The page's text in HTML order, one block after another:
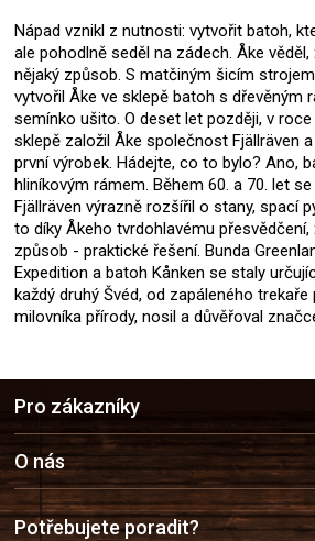
Nápad vznikl z nutnosti: vytvořit batoh,
ale pohodlně seděl na zádech. Åke
nějaký způsob. S matčiným šicím
vytvořil Åke ve sklepě batoh s dřevěným
semínko ušito. O deset let později, v
sklepě založil Åke společnost Fjällräven
první výrobek. Hádejte, co to bylo? Ano,
hliníkovým rámem. Během 60. a 70. let
Fjällräven výrazně rozšířil o stany, spací
to díky Åkeho tvrdohlavému
způsob - praktické řešení. Bunda
Expedition a batoh Kånken se staly
každý druhý Švéd, od zapáleného trekaře
milovníka přírody, nosil a důvěřoval
a
t
í
Pro zákazníky
O nás
Potřebujete poradit?